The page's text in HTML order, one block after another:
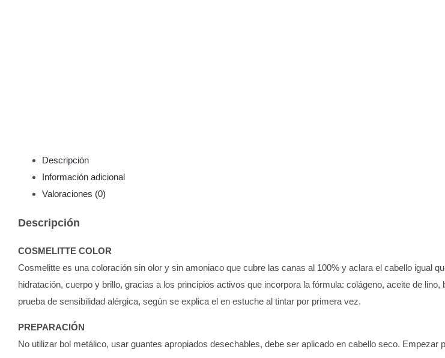
Descripción
Información adicional
Valoraciones (0)
Descripción
COSMELITTE COLOR
Cosmelitte es una coloración sin olor y sin amoniaco que cubre las canas al 100% y aclara el cabello igual
hidratación, cuerpo y brillo, gracias a los principios activos que incorpora la fórmula: colágeno, aceite de
prueba de sensibilidad alérgica, según se explica el en estuche al tintar por primera vez.
PREPARACIÓN
No utilizar bol metálico, usar guantes apropiados desechables, debe ser aplicado en cabello seco.